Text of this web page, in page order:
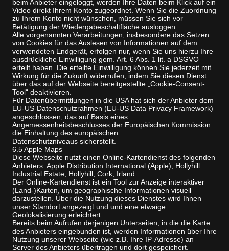
beim Anbieter eingeloggt, werden Ihre Daten beim Klick auf ein
Video direkt Ihrem Konto zugeordnet. Wenn Sie die Zuordnung
zu Ihrem Konto nicht wünschen, müssen Sie sich vor
Betätigung der Wiedergabeschaltfläche ausloggen.
Alle vorgenannten Verarbeitungen, insbesondere das Setzen
von Cookies für das Auslesen von Informationen auf dem
verwendeten Endgerät, erfolgen nur, wenn Sie uns hierzu Ihre
ausdrückliche Einwilligung gem. Art. 6 Abs. 1 lit. a DSGVO
erteilt haben. Die erteilte Einwilligung können Sie jederzeit mit
Wirkung für die Zukunft widerrufen, indem Sie diesen Dienst
über das auf der Webseite bereitgestellte „Cookie-Consent-
Tool“ deaktivieren.
Für Datenübermittlungen in die USA hat sich der Anbieter dem
EU-US-Datenschutzrahmen (EU-US Data Privacy Framework)
angeschlossen, das auf Basis eines
Angemessenheitsbeschlusses der Europäischen Kommission
die Einhaltung des europäischen
Datenschutzniveaus sicherstellt.
6.5 Apple Maps
Diese Webseite nutzt einen Online-Kartendienst des folgenden
Anbieters: Apple Distribution International (Apple), Hollyhill
Industrial Estate, Hollyhill, Cork, Irland
Der Online-Kartendienst ist ein Tool zur Anzeige interaktiver
(Land-)Karten, um geographische Informationen visuell
darzustellen. Über die Nutzung dieses Dienstes wird Ihnen
unser Standort angezeigt und und eine etwaige
Geolokalisierung erleichtert.
Bereits beim Aufrufen derjenigen Unterseiten, in die die Karte
des Anbieters eingebunden ist, werden Informationen über Ihre
Nutzung unserer Webseite (wie z.B. Ihre IP-Adresse) an
Server des Anbieters übertragen und dort gespeichert.